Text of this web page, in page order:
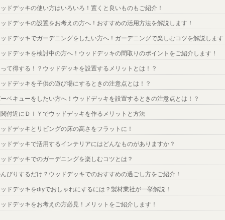
ドデッキの使い方はいろいろ！置くと良いものもご紹介！
ドデッキの設置をお考えの方へ！おすすめの活用方法を解説します！
ドデッキでガーデニングをしたい方へ！ガーデニングで楽しむコツを解説します
ドデッキを検討中の方へ！ウッドデッキの間取りのポイントをご紹介します！
て得する！？ウッドデッキを設置するメリットとは！？
ドデッキを子供の遊び場にするときの注意点とは！？
ベキューをしたい方へ！ウッドデッキを設置するときの注意点とは！？
付近にＤＩＹでウッドデッキを作るメリットと方法
ドデッキとリビングの床の高さをフラットに！
ドデッキで活用するインテリアにはどんなものがありますか？
ドデッキでのガーデニングを楽しむコツとは？
びりするだけ？ウッドデッキでのおすすめの過ごし方をご紹介！
ドデッキをdiyでおしゃれにするには？製材業社が一挙解説！
ドデッキをお考えの方必見！メリットをご紹介します！